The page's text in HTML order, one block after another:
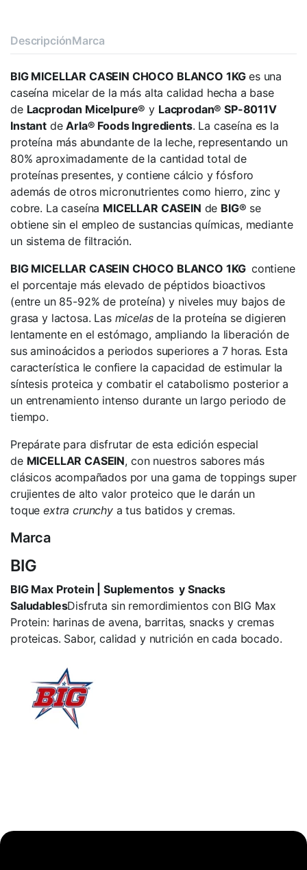
DescripciónMarca
BIG MICELLAR CASEIN CHOCO BLANCO 1KGes una
caseína micelar de la más alta calidad hecha a base
de Lacprodan Micelpure® y Lacprodan® SP-8011V
InstantdeArla® Foods Ingredients. La caseína es la
proteína más abundante de la leche, representando un
80% aproximadamente de la cantidad total de
proteínas presentes, y contiene cálcio y fósforo
además de otros micronutrientes como hierro, zinc y
cobre. La caseína MICELLAR CASEIN de BIG® se
obtiene sin el empleo de sustancias químicas, mediante
un sistema de filtración.
BIG MICELLAR CASEIN CHOCO BLANCO 1KG contiene
el porcentaje más elevado de péptidos bioactivos
(entre un 85-92% de proteína) y niveles muy bajos de
grasa y lactosa. Las micelasde la proteína se digieren
lentamente en el estómago, ampliando la liberación de
sus aminoácidos a periodos superiores a 7 horas. Esta
característica le confiere la capacidad de estimular la
síntesis proteica y combatir el catabolismo posterior a
un entrenamiento intenso durante un largo periodo de
tiempo.
Prepárate para disfrutar de esta edición especial
de MICELLAR CASEIN, con nuestros sabores más
clásicos acompañados por una gama de toppings super
crujientes de alto valor proteico que le darán un
toqueextra crunchya tus batidos y cremas.
Marca
BIG
BIG Max Protein | Suplementos y Snacks
SaludablesDisfruta sin remordimientos con BIG Max
Protein: harinas de avena, barritas, snacks y cremas
proteicas. Sabor, calidad y nutrición en cada bocado.